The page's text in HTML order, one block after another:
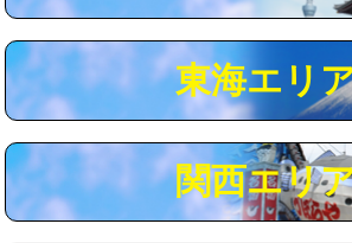
マス交換（土の掘削・埋め戻し作業）
マス交換（深さ50㎝未満）
マス交換（深さ50㎝以上）
コンクリート斫り（厚さ10㎝まで）
コンクリート斫り（厚さ10㎝超え）
東海エリ
関西エリ